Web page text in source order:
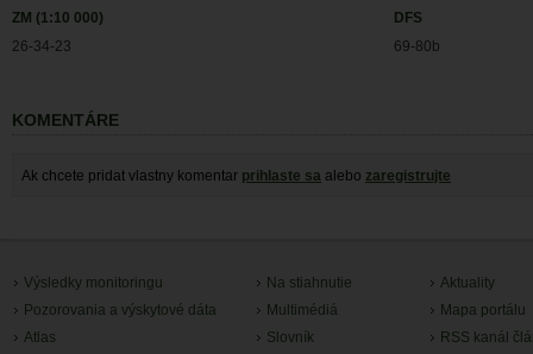
ZM (1:10 000)
26-34-23
DFS
69-80b
KOMENTÁRE
Ak chcete pridat vlastny komentar prihlaste sa alebo zaregistrujte
Výsledky monitoringu
Pozorovania a výskytové dáta
Atlas
Na stiahnutie
Multimédiá
Slovník
Aktuality
Mapa portálu
RSS kanál